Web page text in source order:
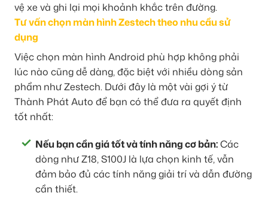
vệ xe và ghi lại mọi khoảnh khắc trên đường.
Tư vấn chọn màn hình Zestech theo nhu cầu sử
dụng
Việc chọn màn hình Android phù hợp không phải
lúc nào cũng dễ dàng, đặc biệt với nhiều dòng sản
phẩm như Zestech. Dưới đây là một vài gợi ý từ
Thành Phát Auto để bạn có thể đưa ra quyết định
tốt nhất:
Nếu bạn cần giá tốt và tính năng cơ bản:Các
dòng như Z18, S100J là lựa chọn kinh tế, vẫn
đảm bảo đủ các tính năng giải trí và dẫn đường
cần thiết.